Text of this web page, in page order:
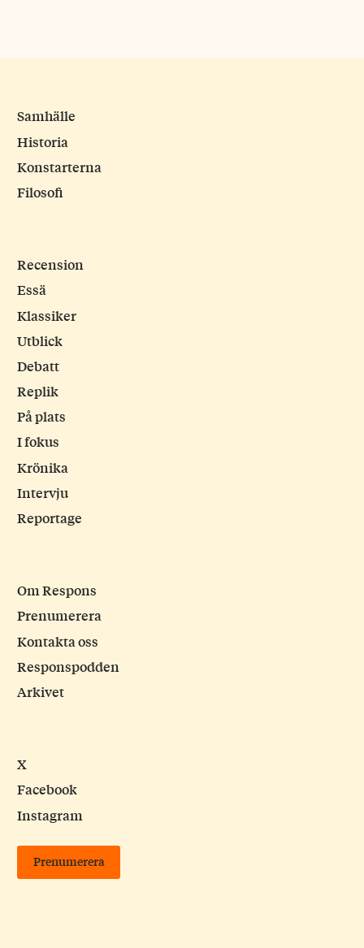
Samhälle
Historia
Konstarterna
Filosofi
Recension
Essä
Klassiker
Utblick
Debatt
Replik
På plats
I fokus
Krönika
Intervju
Reportage
Om Respons
Prenumerera
Kontakta oss
Responspodden
Arkivet
X
Facebook
Instagram
Prenumerera